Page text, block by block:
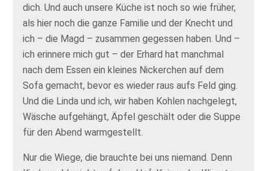
dich. Und auch unsere Küche ist noch so wie früher,
als hier noch die ganze Familie und der Knecht und
ich – die Magd – zusammen gegessen haben. Und –
ich erinnere mich gut – der Erhard hat manchmal
nach dem Essen ein kleines Nickerchen auf dem
Sofa gemacht, bevor es wieder raus aufs Feld ging.
Und die Linda und ich, wir haben Kohlen nachgelegt,
Wäsche aufgehängt, Äpfel geschält oder die Suppe
für den Abend warmgestellt.
Nur die Wiege, die brauchte bei uns niemand. Denn